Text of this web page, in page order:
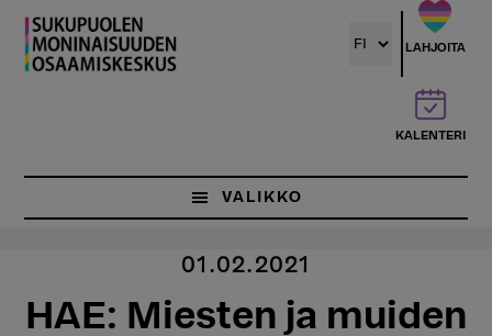
Hyppää
pääsisältöön
LAHJOITA
KALENTERI
VALIKKO
01.02.2021
HAE: Miesten ja muiden